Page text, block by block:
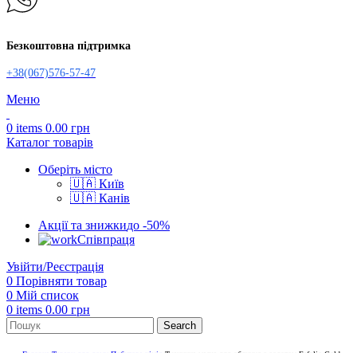
Безкоштовна підтримка
+38(067)576-57-47
Меню
0 items 0.00 грн
Каталог товарів
Оберіть місто
🇺🇦 Київ
🇺🇦 Канів
Акції та знижкидо -50%
Співпраця
Увійти/Реєстрація
0 Порівняти товар
0 Мій список
0 items 0.00 грн
Search